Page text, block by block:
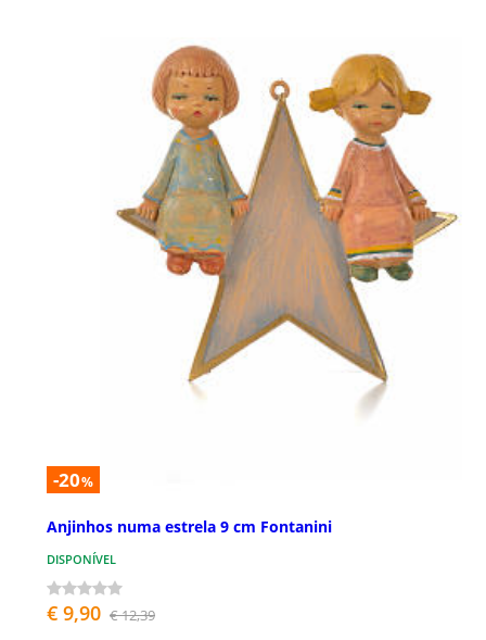
-20%
Anjinhos numa estrela 9 cm Fontanini
DISPONÍVEL
€ 9,90 € 12,39